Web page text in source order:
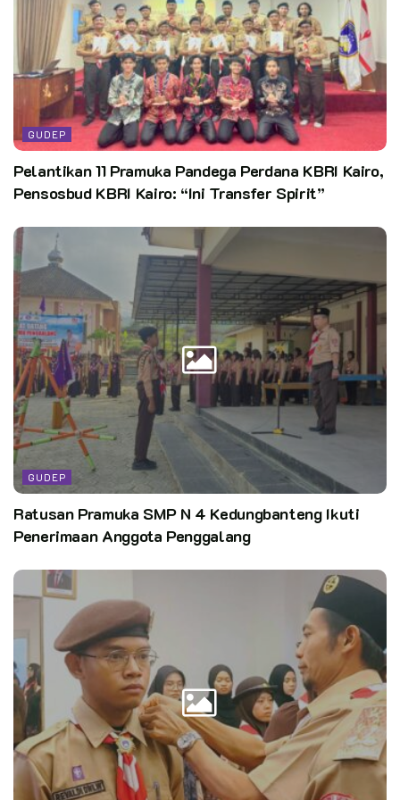
GUDEP
Pelantikan 11 Pramuka Pandega Perdana KBRI Kairo,
Pensosbud KBRI Kairo: “Ini Transfer Spirit”
GUDEP
Ratusan Pramuka SMP N 4 Kedungbanteng Ikuti
Penerimaan Anggota Penggalang